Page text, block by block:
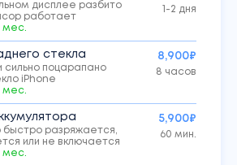
дисплее разбито
работает
мес.
1-2 дня
стекла
сильно поцарапано
iPhone
мес.
8,900₽
8 часов
быстро разряжается,
или не включается
мес.
5,900₽
60 мин.